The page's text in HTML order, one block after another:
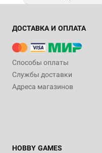
ДОСТАВКА И ОПЛАТА
Способы оплаты
Службы доставки
Адреса магазинов
HOBBY GAMES